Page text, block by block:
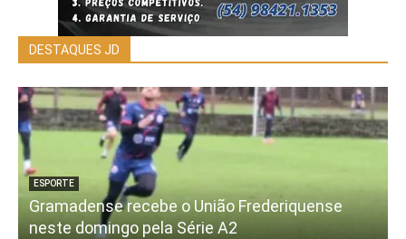
DESTAQUES JD
ESPORTE
Gramadense recebe o União Frederiquense
neste domingo pela Série A2